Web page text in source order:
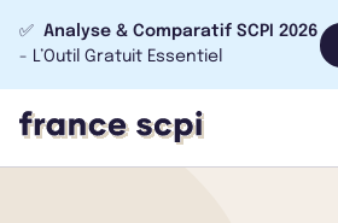
✅ Analyse & Comparatif SCPI 2026
- L’Outil Gratuit Essentiel